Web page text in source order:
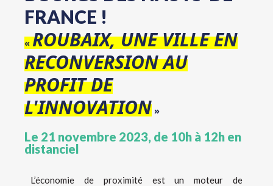
FRANCE !
« ROUBAIX, UNE VILLE EN
RECONVERSION AU
PROFIT DE
L'INNOVATION »
Le 21 novembre 2023, de 10h à 12h en
distanciel
L’économie de proximité est un moteur de